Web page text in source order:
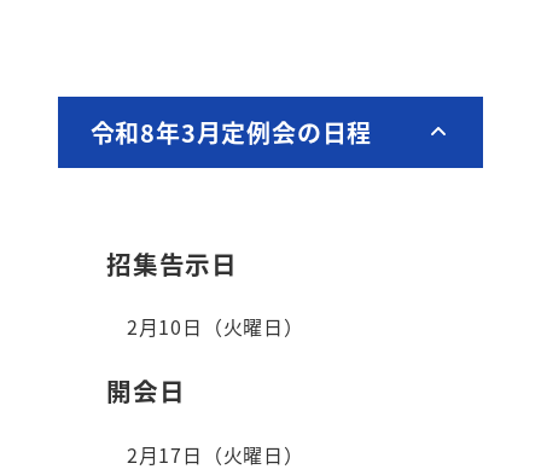
令和8年3月定例会の日程
招集告示日
2月10日（火曜日）
開会日
2月17日（火曜日）